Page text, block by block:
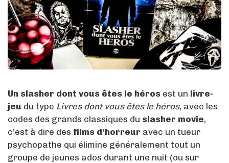
Un slasher dont vous êtes le héros est un livre-
jeu du type Livres dont vous êtes le héros, avec les
codes des grands classiques du slasher movie,
c’est à dire des films d’horreur avec un tueur
psychopathe qui élimine généralement tout un
groupe de jeunes ados durant une nuit (ou sur